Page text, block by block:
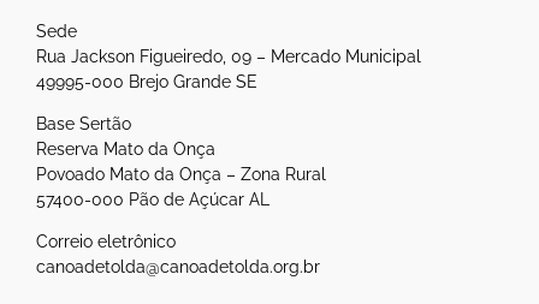
Sede
Rua Jackson Figueiredo, 09 – Mercado Municipal
49995-000 Brejo Grande SE
Base Sertão
Reserva Mato da Onça
Povoado Mato da Onça – Zona Rural
57400-000 Pão de Açúcar AL
Correio eletrônico
canoadetolda@canoadetolda.org.br